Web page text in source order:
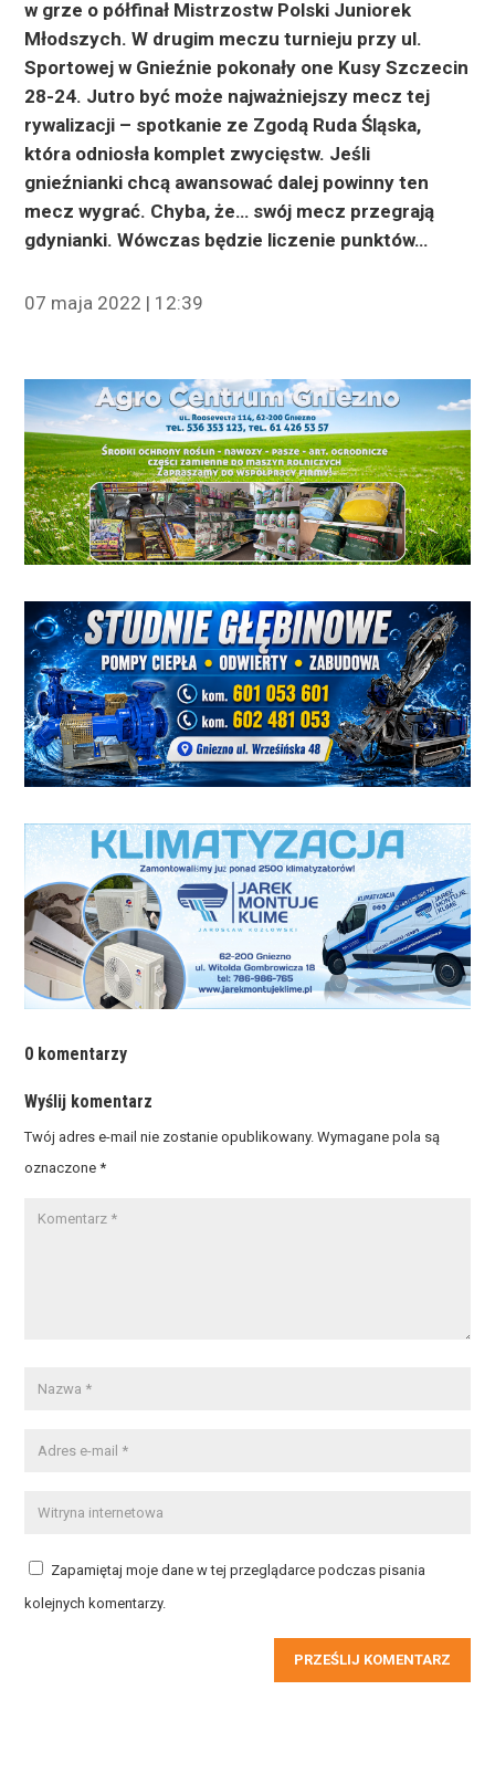
w grze o półfinał Mistrzostw Polski Juniorek
Młodszych. W drugim meczu turnieju przy ul.
Sportowej w Gnieźnie pokonały one Kusy Szczecin
28-24. Jutro być może najważniejszy mecz tej
rywalizacji – spotkanie ze Zgodą Ruda Śląska,
która odniosła komplet zwycięstw. Jeśli
gnieźnianki chcą awansować dalej powinny ten
mecz wygrać. Chyba, że… swój mecz przegrają
gdynianki. Wówczas będzie liczenie punktów…
07 maja 2022 | 12:39
0 komentarzy
Wyślij komentarz
Twój adres e-mail nie zostanie opublikowany. Wymagane pola są
oznaczone*
Zapamiętaj moje dane w tej przeglądarce podczas pisania
kolejnych komentarzy.
PRZEŚLIJ KOMENTARZ